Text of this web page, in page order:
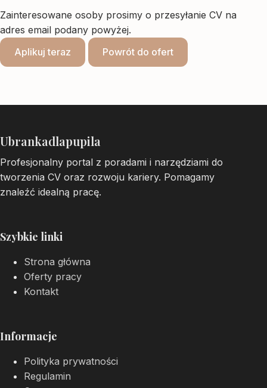
Zainteresowane osoby prosimy o przesyłanie CV na
adres email podany powyżej.
Aplikuj teraz
Powrót do ofert
Ubrankadlapupila
Profesjonalny portal z poradami i narzędziami do
tworzenia CV oraz rozwoju kariery. Pomagamy
znaleźć idealną pracę.
Szybkie linki
Strona główna
Oferty pracy
Kontakt
Informacje
Polityka prywatności
Regulamin